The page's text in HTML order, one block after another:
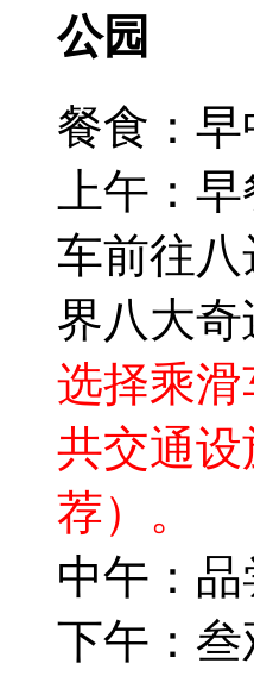
公园
餐食：早
上午：
车前往
界八大
选择乘
共交通
荐）。
中午：
下午：叁